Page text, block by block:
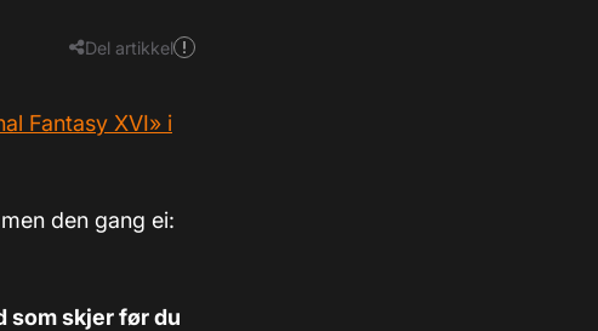
Del artikkel
Fantasy XVI» i
den gang ei:
som skjer før du